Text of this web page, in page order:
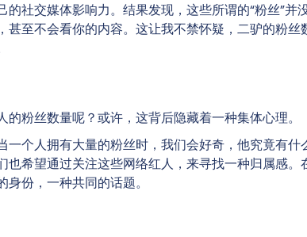
社交媒体影响力。结果发现，这些所谓的“粉丝”并
至不会看你的内容。这让我不禁怀疑，二驴的粉丝
粉丝数量呢？或许，这背后隐藏着一种集体心理。
个人拥有大量的粉丝时，我们会好奇，他究竟有什
希望通过关注这些网络红人，来寻找一种归属感。
份，一种共同的话题。